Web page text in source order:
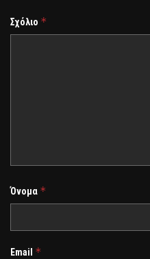
Σχόλιο *
Όνομα *
Email *